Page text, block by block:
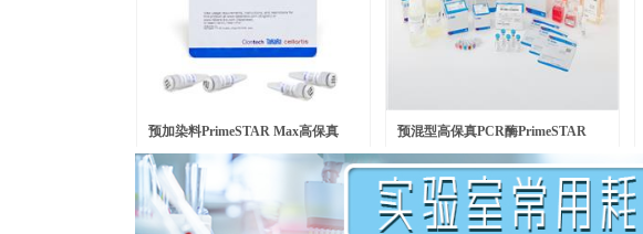
预加染料PrimeSTAR Max高保真
PCR酶 Ver.2
￥500.00 元/瓶
预混型高保真PCR酶PrimeSTAR
LongSeq DNA Polymerase
￥568.00元/包